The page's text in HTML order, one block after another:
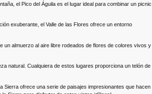
el Pico del Águila es el lugar ideal para combinar un picnic
exuberante, el Valle de las Flores ofrece un entorno
un almuerzo al aire libre rodeados de flores de colores vivos y
natural. Cualquiera de estos lugares proporciona un telón de
Sierra ofrece una serie de paisajes impresionantes que hacen